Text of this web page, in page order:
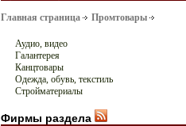
Главная страница Промтовары
Аудио, видео
Галантерея
Канцтовары
Одежда, обувь, текстиль
Стройматериалы
Фирмы раздела